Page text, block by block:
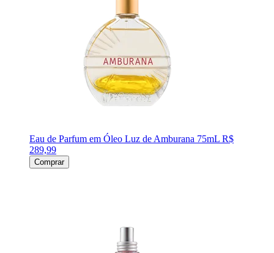
Eau de Parfum em Óleo Luz de Amburana 75mL R$
289,99
Comprar